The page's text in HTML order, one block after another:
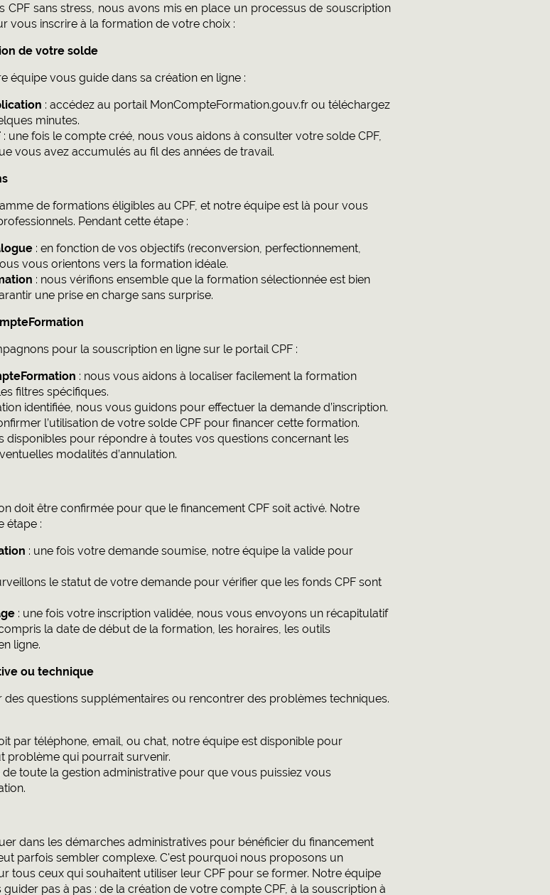
sans stress, nous avons mis en place un processus de souscription
vous inscrire à la formation de votre choix :
de votre solde
équipe vous guide dans sa création en ligne :
: accédez au portail MonCompteFormation.gouv.fr ou téléchargez
minutes.
: une fois le compte créé, nous vous aidons à consulter votre solde CPF,
vous avez accumulés au fil des années de travail.
de formations éligibles au CPF, et notre équipe est là pour vous
Pendant cette étape :
: en fonction de vos objectifs (reconversion, perfectionnement,
vous orientons vers la formation idéale.
: nous vérifions ensemble que la formation sélectionnée est bien
une prise en charge sans surprise.
pour la souscription en ligne sur le portail CPF :
: nous vous aidons à localiser facilement la formation
filtres spécifiques.
identifiée, nous vous guidons pour effectuer la demande d’inscription.
l’utilisation de votre solde CPF pour financer cette formation.
disponibles pour répondre à toutes vos questions concernant les
modalités d’annulation.
doit être confirmée pour que le financement CPF soit activé. Notre
étape :
: une fois votre demande soumise, notre équipe la valide pour
le statut de votre demande pour vérifier que les fonds CPF sont
: une fois votre inscription validée, nous vous envoyons un récapitulatif
la date de début de la formation, les horaires, les outils
ligne.
ou technique
questions supplémentaires ou rencontrer des problèmes techniques.
par téléphone, email, ou chat, notre équipe est disponible pour
problème qui pourrait survenir.
toute la gestion administrative pour que vous puissiez vous
dans les démarches administratives pour bénéficier du financement
parfois sembler complexe. C'est pourquoi nous proposons un
tous ceux qui souhaitent utiliser leur CPF pour se former. Notre équipe
pas à pas : de la création de votre compte CPF, à la souscription à